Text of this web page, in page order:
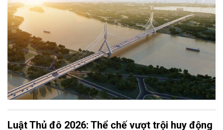
Luật Thủ đô 2026: Thể chế vượt trội huy động